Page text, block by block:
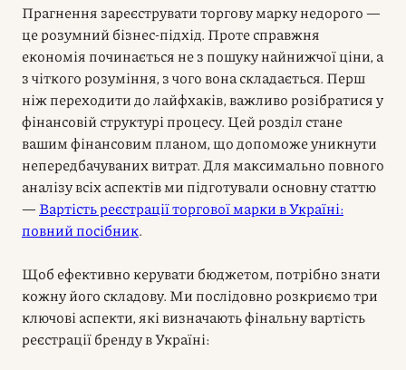
Прагнення зареєструвати торгову марку недорого —
це розумний бізнес-підхід. Проте справжня
економія починається не з пошуку найнижчої ціни, а
з чіткого розуміння, з чого вона складається. Перш
ніж переходити до лайфхаків, важливо розібратися у
фінансовій структурі процесу. Цей розділ стане
вашим фінансовим планом, що допоможе уникнути
непередбачуваних витрат. Для максимально повного
аналізу всіх аспектів ми підготували основну статтю
— Вартість реєстрації торгової марки в Україні:
повний посібник.
Щоб ефективно керувати бюджетом, потрібно знати
кожну його складову. Ми послідовно розкриємо три
ключові аспекти, які визначають фінальну вартість
реєстрації бренду в Україні: